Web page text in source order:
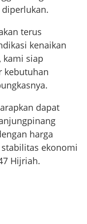
terus
kenaikan
kami siap
kebutuhan
dapat
harga
ekonomi
Hijriah.